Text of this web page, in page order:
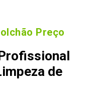
Preço
de